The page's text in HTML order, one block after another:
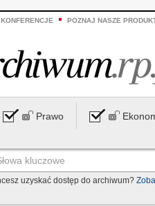
POZNAJ NASZE
Prawo
uzyskać dostęp do archiwum?